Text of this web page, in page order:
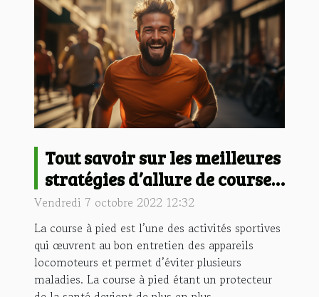
Tout savoir sur les meilleures
stratégies d’allure de course à
pied
Vendredi 7 octobre 2022 12:32
La course à pied est l’une des activités sportives
qui œuvrent au bon entretien des appareils
locomoteurs et permet d’éviter plusieurs
maladies. La course à pied étant un protecteur